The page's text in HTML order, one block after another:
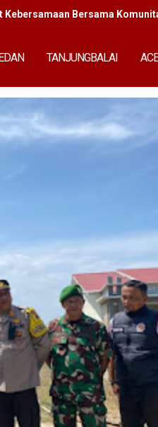
Kebersamaan Bersama
TANJUNGBALAI